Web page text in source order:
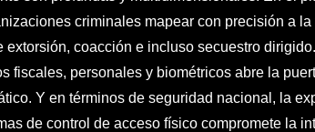
criminales mapear con precisión a la
extorsión, coacción e incluso secuestro
fiscales, personales y biométricos abre la
Y en términos de seguridad nacional, la
de control de acceso físico compromete la